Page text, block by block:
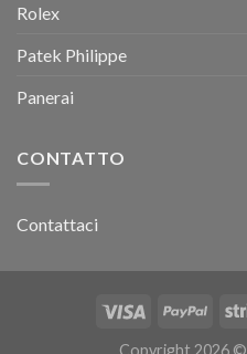
Rolex
Patek Philippe
Panerai
CONTATTO
Contattaci
Copyright 2026 ©